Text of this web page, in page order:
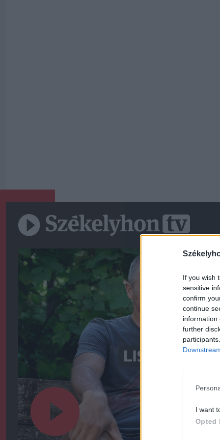
If you wish
sensitive
confirm
continue
information
further
I want
Opted